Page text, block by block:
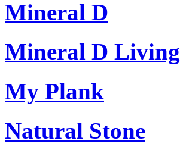
Mineral D
Mineral D Living
My Plank
Natural Stone